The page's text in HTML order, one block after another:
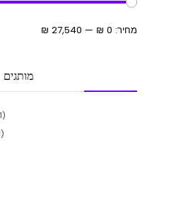
מחיר
מחיר
מחיר: 0 ₪
—
27,540 ₪
מותגים
(1)
(1)